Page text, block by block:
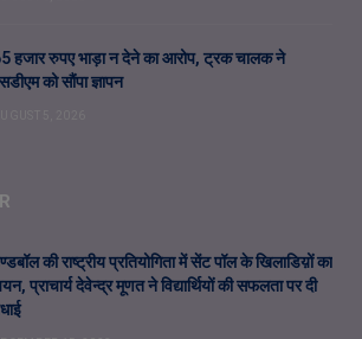
हजार रुपए भाड़ा न देने का आरोप, ट्रक चालक ने
को सौंपा ज्ञापन
की राष्ट्रीय प्रतियोगिता में सेंट पॉल के खिलाडिय़ों का
प्राचार्य देवेन्द्र मूणत ने विद्यार्थियों की सफलता पर दी